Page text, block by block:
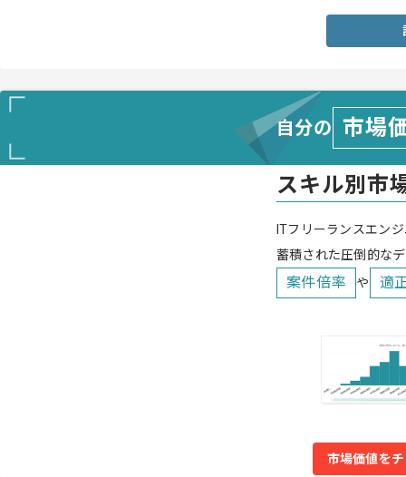
自分の 市場
スキル別市
ITフリーランスエン
蓄積された圧倒的な
案件倍率 や 適
市場価値を